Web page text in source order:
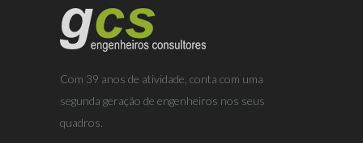
Com 39 anos de atividade, conta com uma
segunda geração de engenheiros nos seus
quadros.